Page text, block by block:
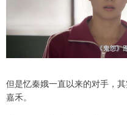
但是忆秦娥一直以来的对手，
嘉禾。